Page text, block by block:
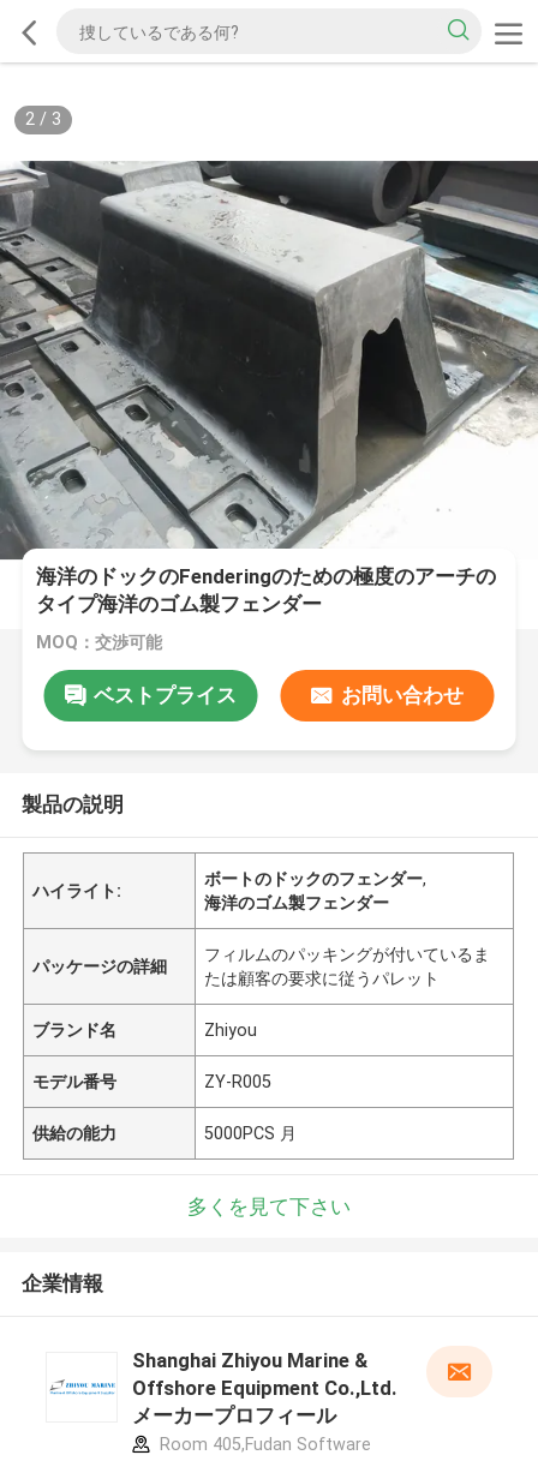
2/ 3
海洋のドックのFenderingのための極度のアーチの
タイプ海洋のゴム製フェンダー
MOQ：交渉可能
ベストプライス お問い合わせ
製品の説明
ハイライト:
ボートのドックのフェンダー,
海洋のゴム製フェンダー
パッケージの詳細
フィルムのパッキングが付いているま
たは顧客の要求に従うパレット
ブランド名 Zhiyou
モデル番号 ZY-R005
供給の能力 5000PCS 月
多くを見て下さい
企業情報
Shanghai Zhiyou Marine &
Offshore Equipment Co.,Ltd.
メーカープロフィール
Room 405,Fudan Software